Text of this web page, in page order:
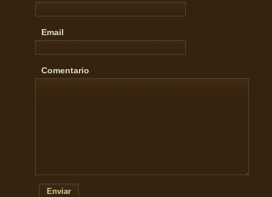
Email
Comentario
Enviar